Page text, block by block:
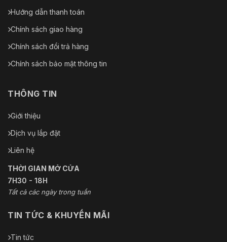
Hướng dẫn thanh toán
Chính sách giao hàng
Chính sách đổi trả hàng
Chính sách bảo mật thông tin
THÔNG TIN
Giới thiệu
Dịch vụ lắp đặt
Liên hệ
THỜI GIAN MỞ CỬA
7H30 - 18H
Tất cả các ngày trong tuần
TIN TỨC & KHUYẾN MÃI
Tin tức